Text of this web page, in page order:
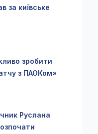
за київське
зробити
з ПАОКом»
Руслана